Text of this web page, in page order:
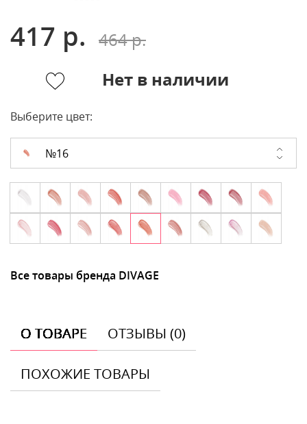
417 р.
464 р.
Нет в наличии
Выберите цвет:
№16
Все товары бренда DIVAGE
О ТОВАРЕ ОТЗЫВЫ (0)
ПОХОЖИЕ ТОВАРЫ